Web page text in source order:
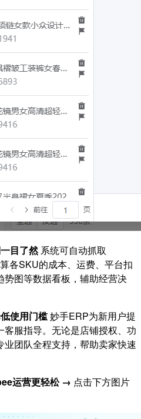
目了然系统可自动抓取
各SKU的成本、运费、平台扣
图等数据看板，辅助经营决
使用门槛妙手ERP为新用户提
服指导。无论是店铺授权、功
团队全程支持，帮助卖家快速
运营更轻松 → 点击下方图片